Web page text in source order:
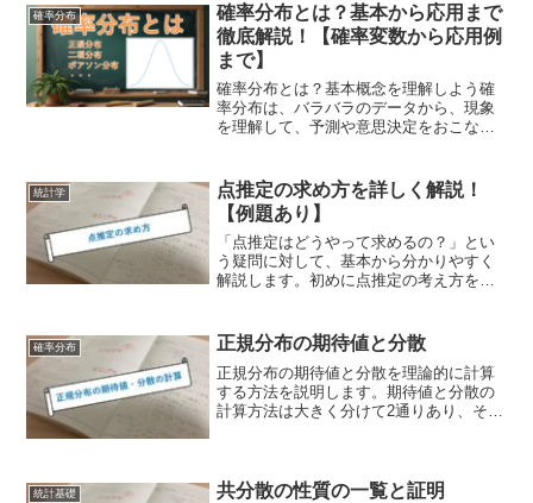
確率分布
確率分布とは？基本から応用まで
徹底解説！【確率変数から応用例
まで】
確率分布とは？基本概念を理解しよう確
率分布は、バラバラのデータから、現象
を理解して、予測や意思決定をおこなう
ているのにはどのようなパターンがある
のか、を知ることができま...
統計学
点推定の求め方を詳しく解説！
【例題あり】
「点推定はどうやって求めるの？」とい
う疑問に対して、基本から分かりやすく
解説します。初めに点推定の考え方をイ
ソン分布の場合について求め方をまとめ
ています。
確率分布 正規分布の期待値と分散
正規分布の期待値と分散を理論的に計算
する方法を説明します。期待値と分散の
計算方法は大きく分けて2通りあり、それ
みます。
統計基礎 共分散の性質の一覧と証明